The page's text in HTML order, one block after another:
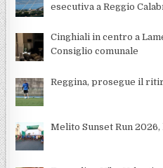
esecutiva a Reggio
Cinghiali in centro a
Consiglio comunale
Reggina, prosegue il
Melito Sunset Run 2026,